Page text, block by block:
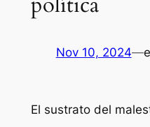
Nov 10, 2024—
El sustrato del